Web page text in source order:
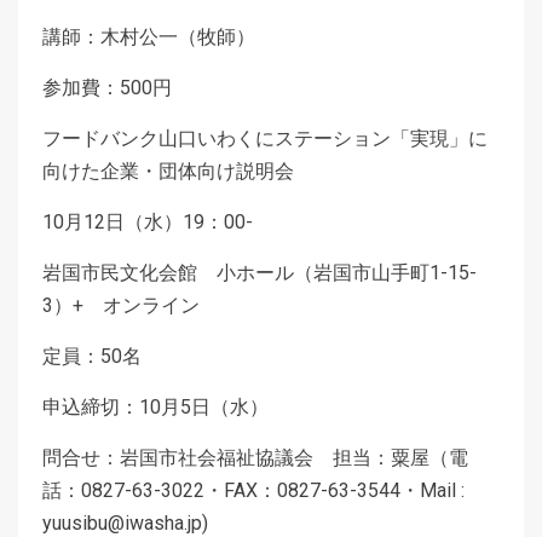
講師：木村公一（牧師）
参加費：500円
フードバンク山口いわくにステーション「実現」に
向けた企業・団体向け説明会
10月12日（水）19：00-
岩国市民文化会館 小ホール（岩国市山手町1-15-
3）+ オンライン
定員：50名
申込締切：10月5日（水）
問合せ：岩国市社会福祉協議会 担当：粟屋（電
話：0827-63-3022・FAX：0827-63-3544・Mail :
yuusibu@iwasha.jp)